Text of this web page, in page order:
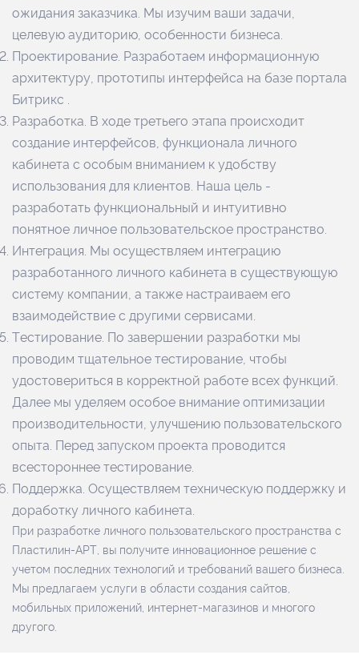
ожидания заказчика. Мы изучим ваши задачи,
целевую аудиторию, особенности бизнеса.
Проектирование. Разработаем информационную
архитектуру, прототипы интерфейса на базе портала
Битрикс .
Разработка. В ходе третьего этапа происходит
создание интерфейсов, функционала личного
кабинета с особым вниманием к удобству
использования для клиентов. Наша цель -
разработать функциональный и интуитивно
понятное личное пользовательское пространство.
Интеграция. Мы осуществляем интеграцию
разработанного личного кабинета в существующую
систему компании, а также настраиваем его
взаимодействие с другими сервисами.
Тестирование. По завершении разработки мы
проводим тщательное тестирование, чтобы
удостовериться в корректной работе всех функций.
Далее мы уделяем особое внимание оптимизации
производительности, улучшению пользовательского
опыта. Перед запуском проекта проводится
всестороннее тестирование.
Поддержка. Осуществляем техническую поддержку и
доработку личного кабинета.
При разработке личного пользовательского пространства с
Пластилин-АРТ, вы получите инновационное решение с
учетом последних технологий и требований вашего бизнеса.
Мы предлагаем услуги в области создания сайтов,
мобильных приложений, интернет-магазинов и многого
другого.